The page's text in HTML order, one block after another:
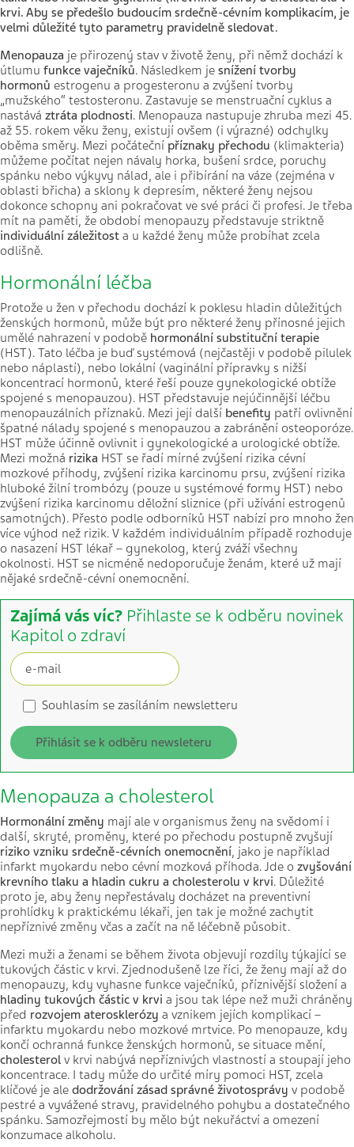
krvi. Aby se předešlo budoucím srdečně-cévním komplikacím, je
velmi důležité tyto parametry pravidelně sledovat.
Menopauza je přirozený stav v životě ženy, při němž dochází k
útlumu funkce vaječníků. Následkem je snížení tvorby
hormonů estrogenu a progesteronu a zvýšení tvorby
„mužského“ testosteronu. Zastavuje se menstruační cyklus a
nastává ztráta plodnosti. Menopauza nastupuje zhruba mezi 45.
až 55. rokem věku ženy, existují ovšem (i výrazné) odchylky
oběma směry. Mezi počáteční příznaky přechodu (klimakteria)
můžeme počítat nejen návaly horka, bušení srdce, poruchy
spánku nebo výkyvy nálad, ale i přibírání na váze (zejména v
oblasti břicha) a sklony k depresím, některé ženy nejsou
dokonce schopny ani pokračovat ve své práci či profesi. Je třeba
mít na paměti, že období menopauzy představuje striktně
individuální záležitost a u každé ženy může probíhat zcela
odlišně.
Hormonální léčba
Protože u žen v přechodu dochází k poklesu hladin důležitých
ženských hormonů, může být pro některé ženy přínosné jejich
umělé nahrazení v podobě hormonální substituční terapie
(HST). Tato léčba je buď systémová (nejčastěji v podobě pilulek
nebo náplastí), nebo lokální (vaginální přípravky s nižší
koncentrací hormonů, které řeší pouze gynekologické obtíže
spojené s menopauzou). HST představuje nejúčinnější léčbu
menopauzálních příznaků. Mezi její další benefity patří ovlivnění
špatné nálady spojené s menopauzou a zabránění osteoporóze.
HST může účinně ovlivnit i gynekologické a urologické obtíže.
Mezi možná rizika HST se řadí mírné zvýšení rizika cévní
mozkové příhody, zvýšení rizika karcinomu prsu, zvýšení rizika
hluboké žilní trombózy (pouze u systémové formy HST) nebo
zvýšení rizika karcinomu děložní sliznice (při užívání estrogenů
samotných). Přesto podle odborníků HST nabízí pro mnoho žen
více výhod než rizik. V každém individuálním případě rozhoduje
o nasazení HST lékař – gynekolog, který zváží všechny
okolnosti. HST se nicméně nedoporučuje ženám, které už mají
nějaké srdečně-cévní onemocnění.
Zajímá vás víc? Přihlaste se k odběru novinek
Kapitol o zdraví
Souhlasím se zasíláním newsletteru
Přihlásit se k odběru newsleteru
Menopauza a cholesterol
Hormonální změny mají ale v organismus ženy na svědomí i
další, skryté, proměny, které po přechodu postupně zvyšují
riziko vzniku srdečně-cévních onemocnění, jako je například
infarkt myokardu nebo cévní mozková příhoda. Jde o zvyšování
krevního tlaku a hladin cukru a cholesterolu v krvi. Důležité
proto je, aby ženy nepřestávaly docházet na preventivní
prohlídky k praktickému lékaři, jen tak je možné zachytit
nepříznivé změny včas a začít na ně léčebně působit.
Mezi muži a ženami se během života objevují rozdíly týkající se
tukových částic v krvi. Zjednodušeně lze říci, že ženy mají až do
menopauzy, kdy vyhasne funkce vaječníků, příznivější složení a
hladiny tukových částic v krvi a jsou tak lépe než muži chráněny
před rozvojem aterosklerózy a vznikem jejích komplikací –
infarktu myokardu nebo mozkové mrtvice. Po menopauze, kdy
končí ochranná funkce ženských hormonů, se situace mění,
cholesterol v krvi nabývá nepříznivých vlastností a stoupají jeho
koncentrace. I tady může do určité míry pomoci HST, zcela
klíčové je ale dodržování zásad správné životosprávy v podobě
pestré a vyvážené stravy, pravidelného pohybu a dostatečného
spánku. Samozřejmostí by mělo být nekuřáctví a omezení
konzumace alkoholu.